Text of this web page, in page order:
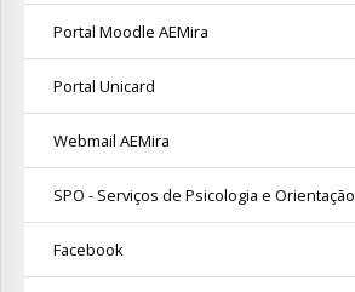
Portal Moodle AEMira
Portal Unicard
Webmail AEMira
SPO - Serviços de Psicologia e Orientação
Facebook